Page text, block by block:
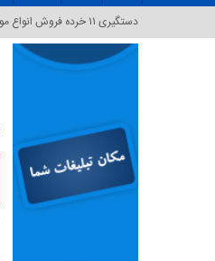
دستگیری ۱۱ خرده فروش انواع مواد مخدر در خرم آباد_